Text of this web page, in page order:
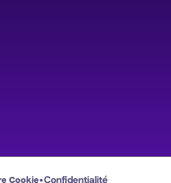
Cookie•Confidentialité